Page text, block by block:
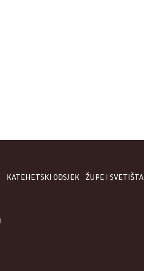
KATEHETSKI ODSJEK ŽUPE I SVETIŠTA